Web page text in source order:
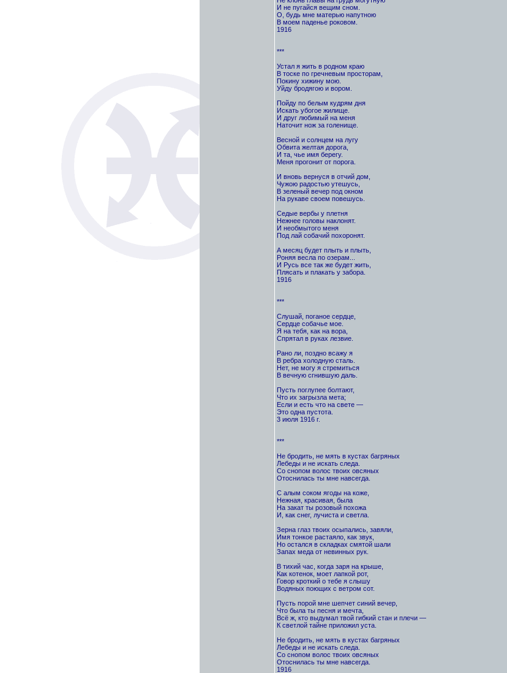
И не пугайся вещим сном.
О, будь мне матерью напутною
В моем паденье роковом.
1916
***
Устал я жить в родном краю
В тоске по гречневым просторам,
Покину хижину мою.
Уйду бродягою и вором.
Пойду по белым кудрям дня
Искать убогое жилище.
И друг любимый на меня
Наточит нож за голенище.
Весной и солнцем на лугу
Обвита желтая дорога,
И та, чье имя берегу.
Меня прогонит от порога.
И вновь вернуся в отчий дом,
Чужою радостью утешусь,
В зеленый вечер под окном
На рукаве своем повешусь.
Седые вербы у плетня
Нежнее головы наклонят.
И необмытого меня
Под лай собачий похоронят.
А месяц будет плыть и плыть,
Роняя весла по озерам...
И Русь все так же будет жить,
Плясать и плакать у забора.
1916
***
Слушай, поганое сердце,
Сердце собачье мое.
Я на тебя, как на вора,
Спрятал в руках лезвие.
Рано ли, поздно всажу я
В ребра холодную сталь.
Нет, не могу я стремиться
В вечную сгнившую даль.
Пусть поглупее болтают,
Что их загрызла мета;
Если и есть что на свете —
Это одна пустота.
3 июля 1916 г.
***
Не бродить, не мять в кустах багряных
Лебеды и не искать следа.
Со снопом волос твоих овсяных
Отоснилась ты мне навсегда.
С алым соком ягоды на коже,
Нежная, красивая, была
На закат ты розовый похожа
И, как снег, лучиста и светла.
Зерна глаз твоих осыпались, завяли,
Имя тонкое растаяло, как звук,
Но остался в складках смятой шали
Запах меда от невинных рук.
В тихий час, когда заря на крыше,
Как котенок, моет лапкой рот,
Говор кроткий о тебе я слышу
Водяных поющих с ветром сот.
Пусть порой мне шепчет синий вечер,
Что была ты песня и мечта,
Всё ж, кто выдумал твой гибкий стан и плечи —
К светлой тайне приложил уста.
Не бродить, не мять в кустах багряных
Лебеды и не искать следа.
Со снопом волос твоих овсяных
Отоснилась ты мне навсегда.
1916